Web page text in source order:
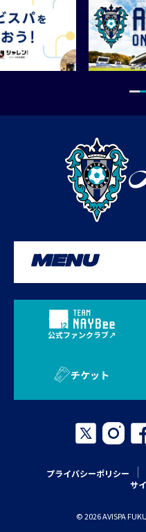
MENU
公式ファンクラブ
チケット
プライバシーポリシー
サ
© 2026 AVISPA